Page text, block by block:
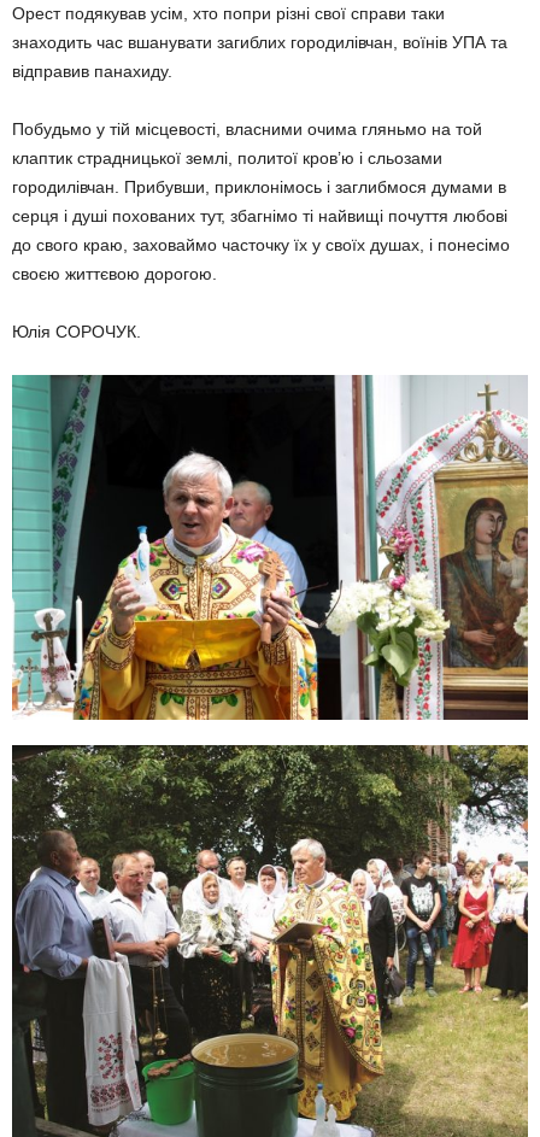
Орест подякував усім, хто попри різні свої справи таки
знаходить час вшанувати загиблих городилівчан, воїнів УПА та
відправив панахиду.
Побудьмо у тій місцевості, власними очима гляньмо на той
клаптик страдницької землі, политої кров’ю і сльозами
городилівчан. Прибувши, приклонімось і заглибмося думами в
серця і душі похованих тут, збагнімо ті найвищі почуття любові
до свого краю, заховаймо часточку їх у своїх душах, і понесімо
своєю життєвою дорогою.
Юлія СОРОЧУК.